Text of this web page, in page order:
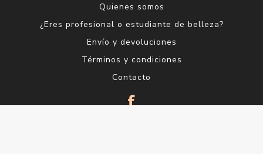
Quienes somos
¿Eres profesional o estudiante de belleza?
Envío y devoluciones
Términos y condiciones
Contacto